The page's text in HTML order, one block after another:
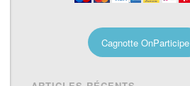
Cagnotte OnParticipe